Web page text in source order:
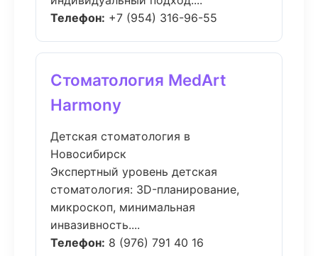
Телефон: +7 (954) 316-96-55
Стоматология MedArt
Harmony
Детская стоматология в
Новосибирск
Экспертный уровень детская
стоматология: 3D-планирование,
микроскоп, минимальная
инвазивность....
Телефон: 8 (976) 791 40 16